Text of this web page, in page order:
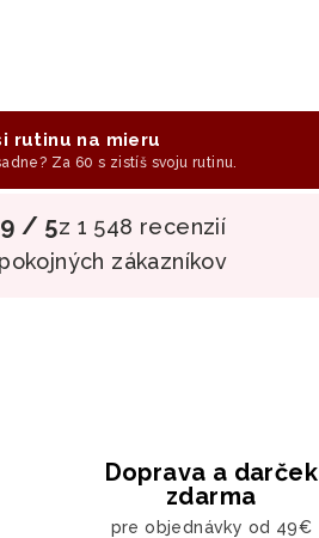
rutinu na mieru
Za 60 s zistíš svoju rutinu.
/ 5z 1 548 recenzií
zákazníkov
Doprava a darček
zdarma
pre objednávky od 49€